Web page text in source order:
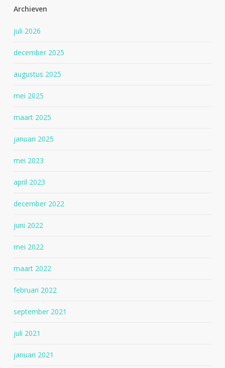
Archieven
juli 2026
december 2025
augustus 2025
mei 2025
maart 2025
januari 2025
mei 2023
april 2023
december 2022
juni 2022
mei 2022
maart 2022
februari 2022
september 2021
juli 2021
januari 2021